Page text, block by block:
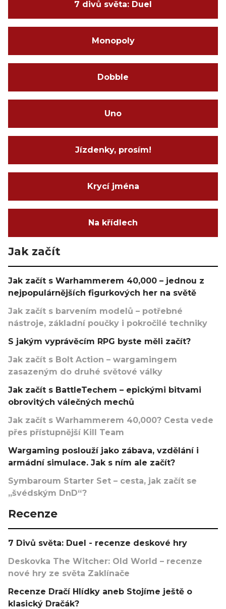
7 divů světa: Duel
Monopoly
Dobble
Uno
Jízdenky, prosím!
Krycí jména
Na křídlech
Jak začít
Jak začít s Warhammerem 40,000 – jednou z
nejpopulárnějších figurkových her na světě
Jak začít s barvením modelů – potřebné
nástroje, základní poučky i pokročilé techniky
S jakým vyprávěcím RPG byste měli začít?
Jak začít s Bolt Action – wargamingem
zasazeným do druhé světové války
Jak začít s BattleTechem – epickými bitvami
obrovitých válečných mechů
Jak začít s Warhammerem 40,000? Cesta vede
přes přístupnější Kill Team
Wargaming poslouží jako zábava, vzdělání i
armádní simulace. Jak s ním ale začít?
Symbaroum Starter Set – cesta, jak začít se
„švédským DnD“?
Recenze
7 Divů světa: Duel - recenze deskové hry
Deskovka The Witcher: Old World – recenze
nové hry ze světa Zaklínače
Recenze Dračí Hlídky aneb Stojíme ještě o
klasický Dračák?